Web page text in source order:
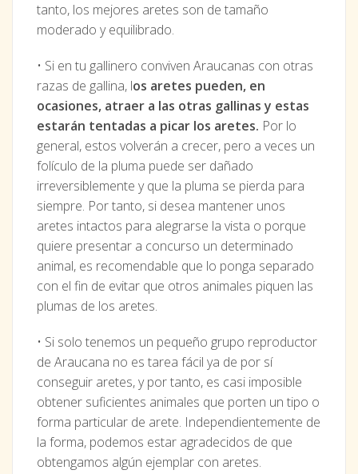
tanto, los mejores aretes son de tamaño
moderado y equilibrado.
• Si en tu gallinero conviven Araucanas con otras
razas de gallina, los aretes pueden, en
ocasiones, atraer a las otras gallinas y estas
estarán tentadas a picar los aretes. Por lo
general, estos volverán a crecer, pero a veces un
folículo de la pluma puede ser dañado
irreversiblemente y que la pluma se pierda para
siempre. Por tanto, si desea mantener unos
aretes intactos para alegrarse la vista o porque
quiere presentar a concurso un determinado
animal, es recomendable que lo ponga separado
con el fin de evitar que otros animales piquen las
plumas de los aretes.
• Si solo tenemos un pequeño grupo reproductor
de Araucana no es tarea fácil ya de por sí
conseguir aretes, y por tanto, es casi imposible
obtener suficientes animales que porten un tipo o
forma particular de arete. Independientemente de
la forma, podemos estar agradecidos de que
obtengamos algún ejemplar con aretes.